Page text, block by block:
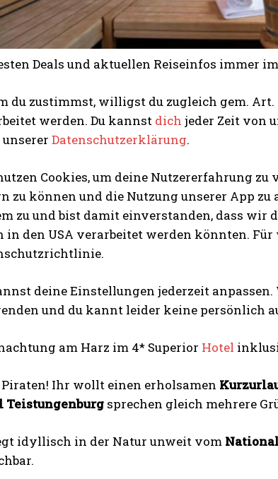
I WANT IN
I've read and accept thePrivacy Policy .
Deals und aktuellen Reiseinfos immer
du zustimmst, willigst du zugleich gem. Art.
werden. Du kannst dich jeder Zeit von
Datenschutzerklärung.
Cookies, um deine Nutzererfahrung
zu können und die Nutzung unserer App
zu und bist damit einverstanden, dass
in den USA verarbeitet werden könnten.
deine Einstellungen jederzeit
und du kannt leider keine persönlich
am Harz im 4* Superior Hotel
Ihr wollt einen erholsamen
Teistungenburg sprechen gleich mehrere
idyllisch in der Natur unweit vom